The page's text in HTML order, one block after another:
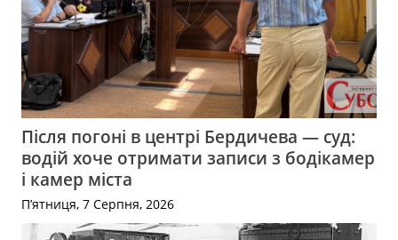
Після погоні в центрі Бердичева — суд:
водій хоче отримати записи з бодікамер
і камер міста
П’ятниця, 7 Серпня, 2026